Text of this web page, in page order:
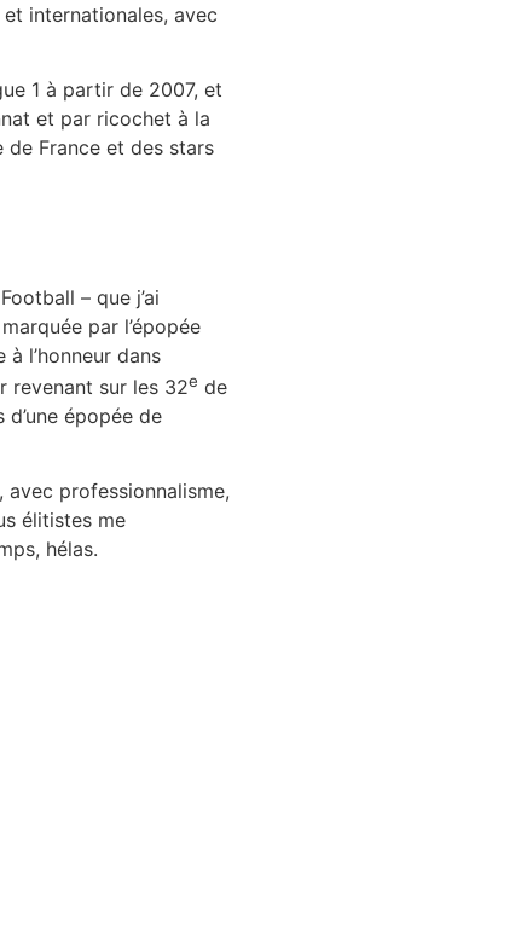
internationales, avec
1 à partir de 2007, et
et par ricochet à la
de France et des stars
– que j’ai
par l’épopée
l’honneur dans
revenant sur les 32e de
épopée de
professionnalisme,
élitistes me
hélas.